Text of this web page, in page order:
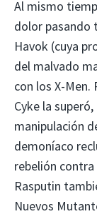
Al mismo
dolor pasando
Havok (cuya
del malvado
con los X-
Cyke la
manipulación
demoníaco
rebelión
Rasputin
Nuevos